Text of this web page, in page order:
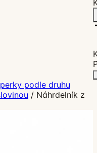
podle druhu
/ Náhrdelník z